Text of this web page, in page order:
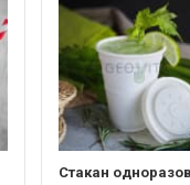
Стакан